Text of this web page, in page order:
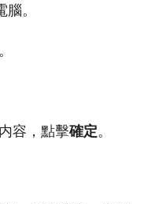
。
容，點擊確定。